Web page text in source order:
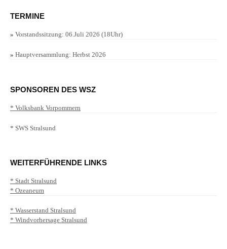
TERMINE
» Vorstandssitzung: 06.Juli 2026 (18Uhr)
» Hauptversammlung: Herbst 2026
SPONSOREN DES WSZ
* Volksbank Vorpommern
* SWS Stralsund
WEITERFÜHRENDE LINKS
* Stadt Stralsund
* Ozeaneum
* Wasserstand Stralsund
* Windvorhersage Stralsund